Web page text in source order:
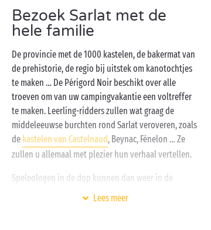
erfgoed hand in hand. Adembenemend mooie
uitzichten maken hier dan ook de dienst uit. Op de
activiteiten die uw vakantie in de Périgord helemaal
af maken: een multisportterrein, aquagym in het
verwarmde, overdekte zwembad, minigolf,
badminton … Keuze te over!
Bezoek Sarlat met de
hele familie
De provincie met de 1000 kastelen, de bakermat van
de prehistorie, de regio bij uitstek om kanotochtjes
te maken … De Périgord Noir beschikt over alle
troeven om van uw campingvakantie een voltreffer
te maken. Leerling-ridders zullen wat graag de
middeleeuwse burchten rond Sarlat veroveren, zoals
de kastelen van Castelnaud, Beynac, Fénelon … Ze
zullen u allemaal met plezier hun verhaal vertellen.
Speleologen in de dop kunnen dan weer in de
voetstappen van de cro-magnonmens treden op de
Lees meer